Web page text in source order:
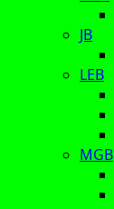
JB
LEB
MGB